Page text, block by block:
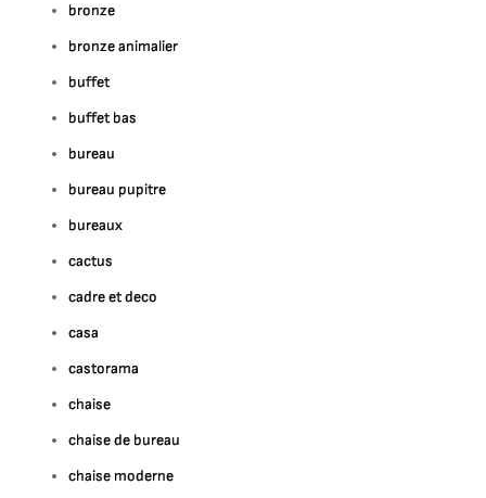
bronze
bronze animalier
buffet
buffet bas
bureau
bureau pupitre
bureaux
cactus
cadre et deco
casa
castorama
chaise
chaise de bureau
chaise moderne